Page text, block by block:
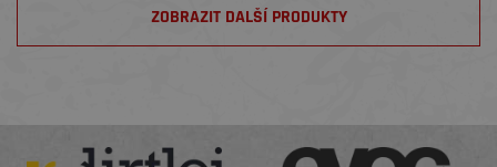
ZOBRAZIT DALŠÍ PRODUKTY